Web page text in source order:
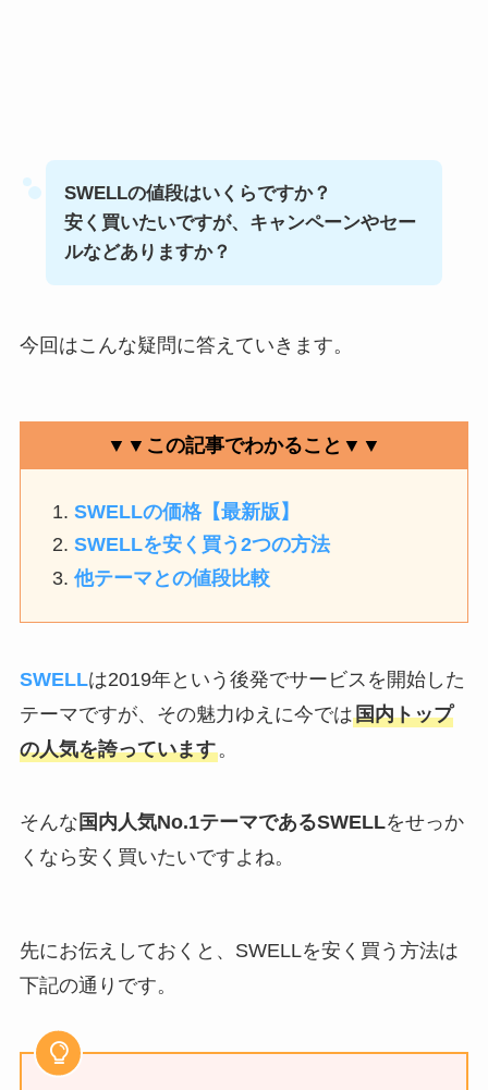
SWELLの値段はいくらですか？
安く買いたいですが、キャンペーンやセー
ルなどありますか？
今回はこんな疑問に答えていきます。
▼▼この記事でわかること▼▼
SWELLの価格【最新版】
SWELLを安く買う2つの方法
他テーマとの値段比較
SWELLは2019年という後発でサービスを開始した
テーマですが、その魅力ゆえに今では国内トップ
の人気を誇っています。
そんな 国内人気No.1テーマであるSWELLをせっか
くなら安く買いたいですよね。
先にお伝えしておくと、SWELLを安く買う方法は
下記の通りです。